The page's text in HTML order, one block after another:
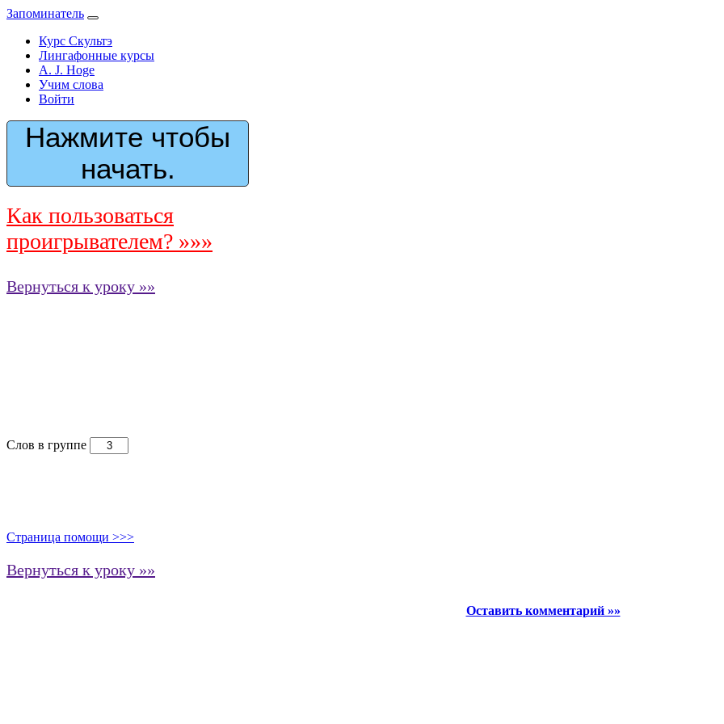
Запоминатель
Курс Скультэ
Лингафонные курсы
A. J. Hoge
Учим слова
Войти
Нажмите чтобы
начать.
Как пользоваться
проигрывателем? »»»
Вернуться к уроку »»
Слов в группе
Страница помощи >>>
Вернуться к уроку »»
Оставить комментарий »»